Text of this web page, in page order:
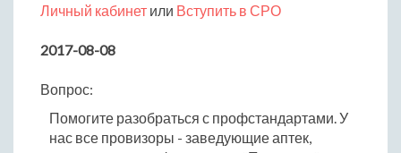
Личный кабинет или Вступить в СРО
2017-08-08
Вопрос:
Помогите разобраться с профстандартами. У
нас все провизоры - заведующие аптек,